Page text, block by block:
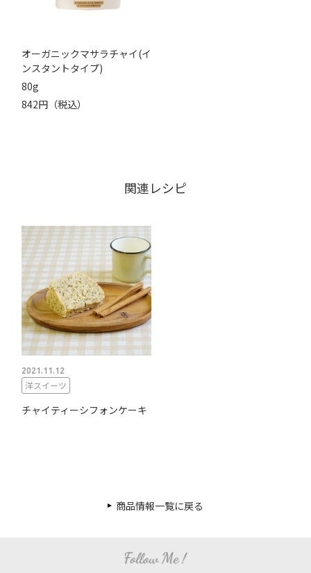
オーガニックマサラチャイ(イ
ンスタントタイプ)
80g
842円（税込）
関連レシピ
2021.11.12
洋スイーツ
チャイティーシフォンケーキ
商品情報一覧に戻る